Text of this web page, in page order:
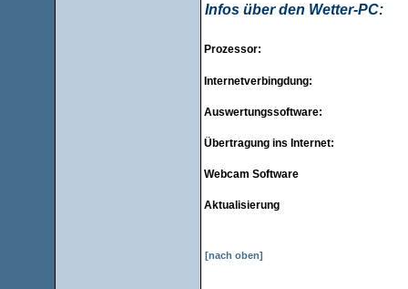
Infos über den Wetter-PC:
Prozessor:
Internetverbingdung:
Auswertungssoftware:
Übertragung ins Internet:
Webcam Software
Aktualisierung
[nach oben]